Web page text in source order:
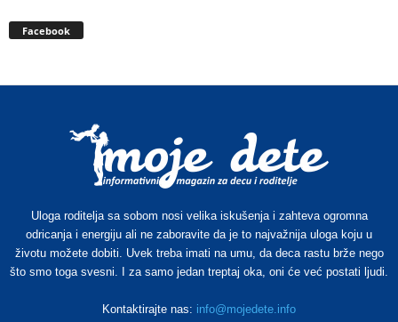
Facebook
Uloga roditelja sa sobom nosi velika iskušenja i zahteva ogromna
odricanja i energiju ali ne zaboravite da je to najvažnija uloga koju u
životu možete dobiti. Uvek treba imati na umu, da deca rastu brže nego
što smo toga svesni. I za samo jedan treptaj oka, oni će već postati ljudi.
Kontaktirajte nas: info@mojedete.info